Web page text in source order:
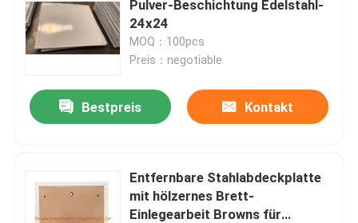
Bauteile
elektronische Ersatzteile
Pulver-Beschichtung Edelstahl-
24x24
MOQ：100pcs
Preis：negotiable
Bestpreis Kontakt
Entfernbare Stahlabdeckplatte
mit hölzernes Brett-
Einlegearbeit Browns für